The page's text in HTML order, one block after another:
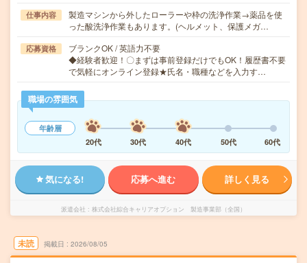
仕事内容
製造マシンから外したローラーや枠の洗浄作業→薬品を使
った酸洗浄作業もあります。(ヘルメット、保護メガ…
応募資格
ブランクOK / 英語力不要
◆経験者歓迎！〇まずは事前登録だけでもOK！履歴書不要
で気軽にオンライン登録★氏名・職種などを入力す…
職場の雰囲気
年齢層
20代
30代 40代 50代 60代
気になる! 応募へ進む 詳しく見る
派遣会社 株式会社綜合キャリアオプション 製造事業部（全国）
未読 掲載日 2026/08/05